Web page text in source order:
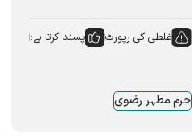
غلطی کی رپورٹ
پسند کرتا ہے:
حرم مطہر رضوی